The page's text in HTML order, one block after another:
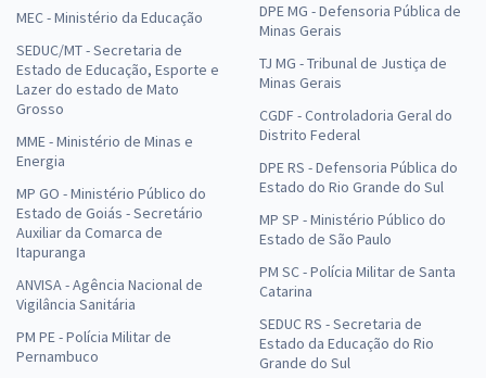
MEC - Ministério da Educação
SEDUC/MT - Secretaria de
Estado de Educação, Esporte e
Lazer do estado de Mato
Grosso
MME - Ministério de Minas e
Energia
MP GO - Ministério Público do
Estado de Goiás - Secretário
Auxiliar da Comarca de
Itapuranga
ANVISA - Agência Nacional de
Vigilância Sanitária
PM PE - Polícia Militar de
Pernambuco
DPE MG - Defensoria Pública de
Minas Gerais
TJ MG - Tribunal de Justiça de
Minas Gerais
CGDF - Controladoria Geral do
Distrito Federal
DPE RS - Defensoria Pública do
Estado do Rio Grande do Sul
MP SP - Ministério Público do
Estado de São Paulo
PM SC - Polícia Militar de Santa
Catarina
SEDUC RS - Secretaria de
Estado da Educação do Rio
Grande do Sul